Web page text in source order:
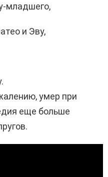
младшего,
и Эву,
умер при
еще больше